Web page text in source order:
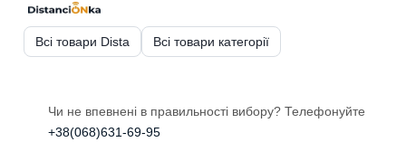
Всі товари Dista Всі товари категорії
Чи не впевнені в правильності вибору? Телефонуйте
+38(068)631-69-95